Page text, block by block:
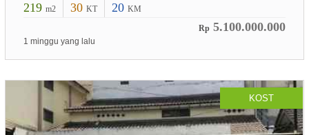
219 m2 30 KT 20 KM
Rp 5.100.000.000
1 minggu yang lalu
KOST